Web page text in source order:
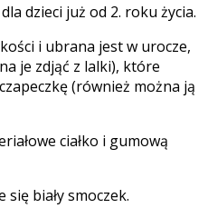
dzieci już od 2. roku życia.
i ubrana jest w urocze,
je zdjąć z lalki), które
(również można ją
ciałko i gumową
biały smoczek.